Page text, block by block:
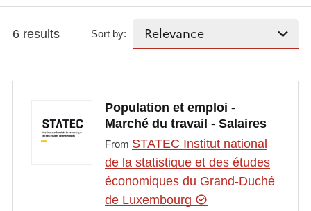
6 results Sort by:
Population et emploi -
Marché du travail - Salaires
From STATEC Institut national
de la statistique et des études
économiques du Grand-Duché
de Luxembourg